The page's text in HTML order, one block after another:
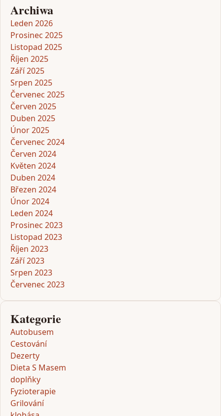
Archiwa
Leden 2026
Prosinec 2025
Listopad 2025
Říjen 2025
Září 2025
Srpen 2025
Červenec 2025
Červen 2025
Duben 2025
Únor 2025
Červenec 2024
Červen 2024
Květen 2024
Duben 2024
Březen 2024
Únor 2024
Leden 2024
Prosinec 2023
Listopad 2023
Říjen 2023
Září 2023
Srpen 2023
Červenec 2023
Kategorie
Autobusem
Cestování
Dezerty
Dieta S Masem
doplňky
Fyzioterapie
Grilování